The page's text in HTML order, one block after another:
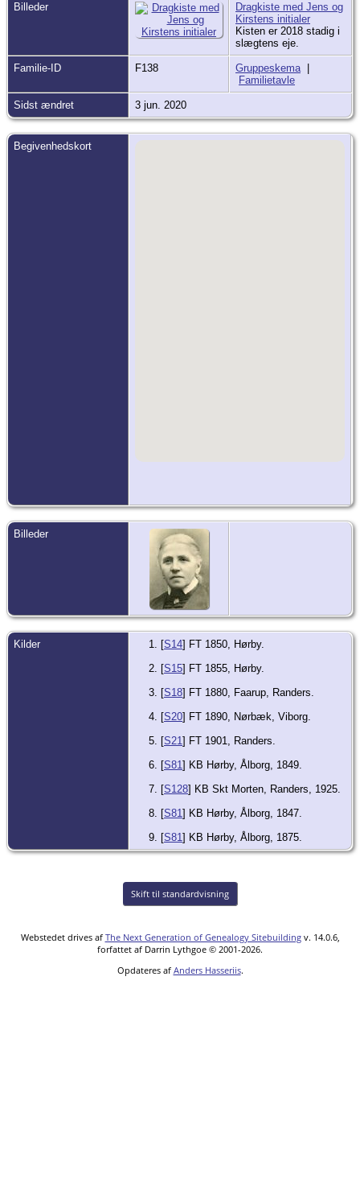
Billeder
Dragkiste med Jens og
Kirstens initialer
Kisten er 2018 stadig i
slægtens eje.
Familie-ID F138 Gruppeskema|
Familietavle
Sidst ændret 3 jun. 2020
Begivenhedskort
Billeder
Kilder [S14] FT 1850, Hørby.
[S15] FT 1855, Hørby.
[S18] FT 1880, Faarup, Randers.
[S20] FT 1890, Nørbæk, Viborg.
[S21] FT 1901, Randers.
[S81] KB Hørby, Ålborg, 1849.
[S128] KB Skt Morten, Randers, 1925.
[S81] KB Hørby, Ålborg, 1847.
[S81] KB Hørby, Ålborg, 1875.
Skift til standardvisning
Webstedet drives af The Next Generation of Genealogy Sitebuildingv. 14.0.6,
forfattet af Darrin Lythgoe © 2001-2026.
Opdateres af Anders Hasseriis.